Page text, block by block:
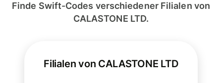
Finde Swift-Codes verschiedener Filialen von
CALASTONE LTD.
Filialen von CALASTONE LTD